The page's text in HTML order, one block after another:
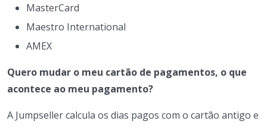
MasterCard
Maestro International
AMEX
Quero mudar o meu cartão de pagamentos, o que
acontece ao meu pagamento?
A Jumpseller calcula os dias pagos com o cartão antigo e